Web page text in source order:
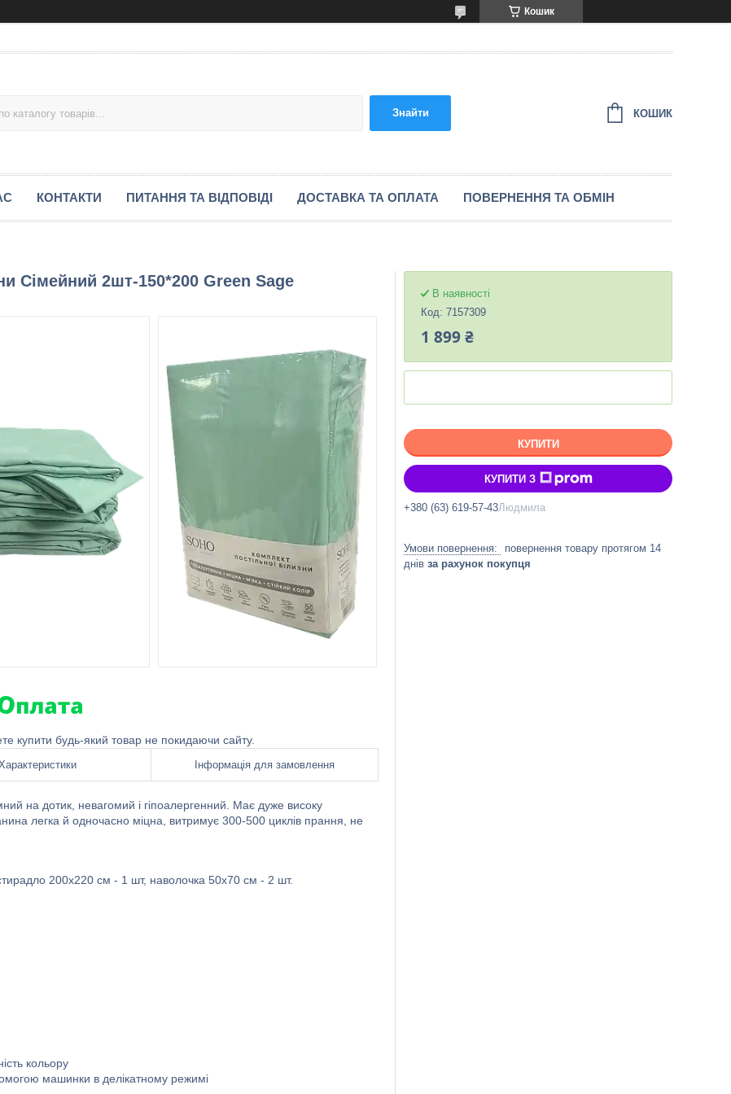
Кошик
Знайти КОШИК
КОНТАКТИ ПИТАННЯ ТА ВІДПОВІДІ ДОСТАВКА ТА ОПЛАТА ПОВЕРНЕННЯ ТА ОБМІН
Сімейний 2шт-150*200 Green Sage
купити будь-який товар не покидаючи сайту.
Інформація для замовлення
на дотик, невагомий і гіпоалергенний. Має дуже високу
легка й одночасно міцна, витримує 300-500 циклів прання, не
200x220 см - 1 шт, наволочка 50х70 см - 2 шт.
кольору
машинки в делікатному режимі
В наявності
Код: 7157309
1 899 ₴
КУПИТИ
КУПИТИ З
+380 (63) 619-57-43Людмила
повернення товару протягом 14
днів за рахунок покупця